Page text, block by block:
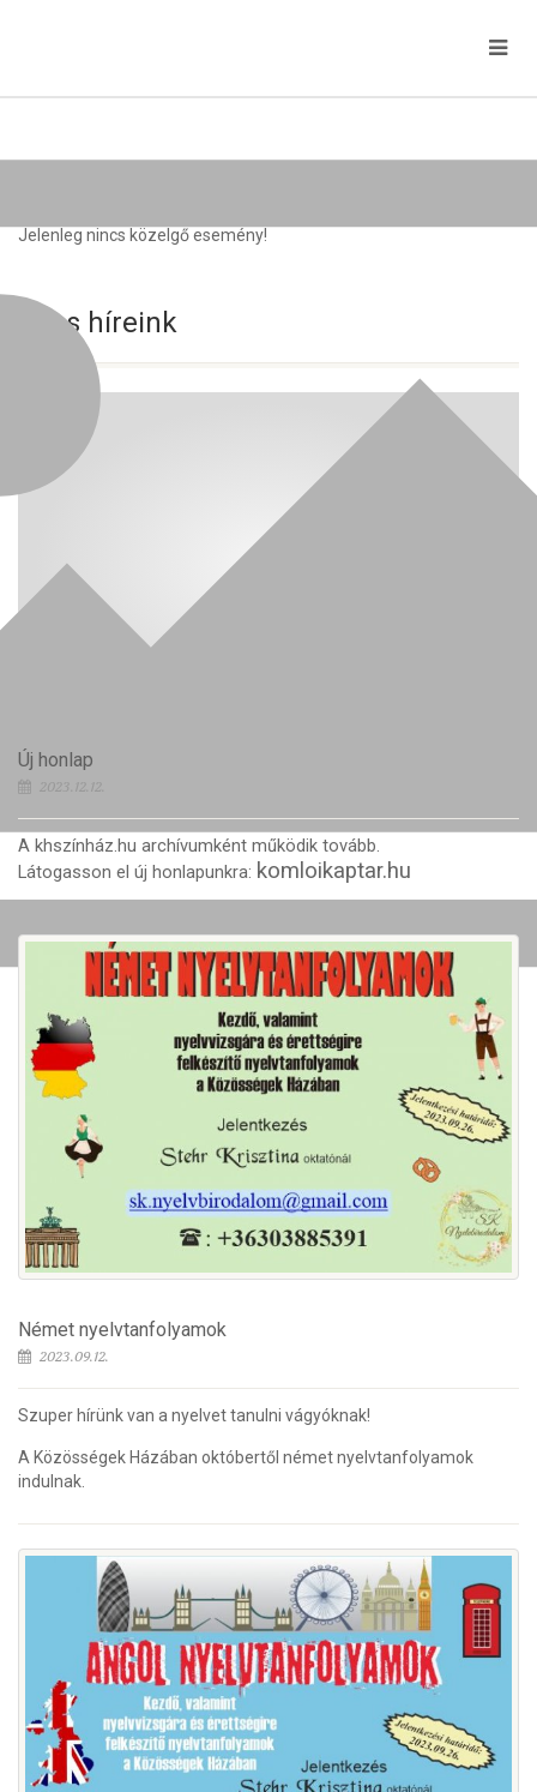
Jelenleg nincs közelgő esemény!
Friss híreink
Új honlap
2023.12.12.
A khszínház.hu archívumként működik tovább.
Látogasson el új honlapunkra: komloikaptar.hu
Német nyelvtanfolyamok
2023.09.12.
Szuper hírünk van a nyelvet tanulni vágyóknak!
A Közösségek Házában októbertől német nyelvtanfolyamok
indulnak.